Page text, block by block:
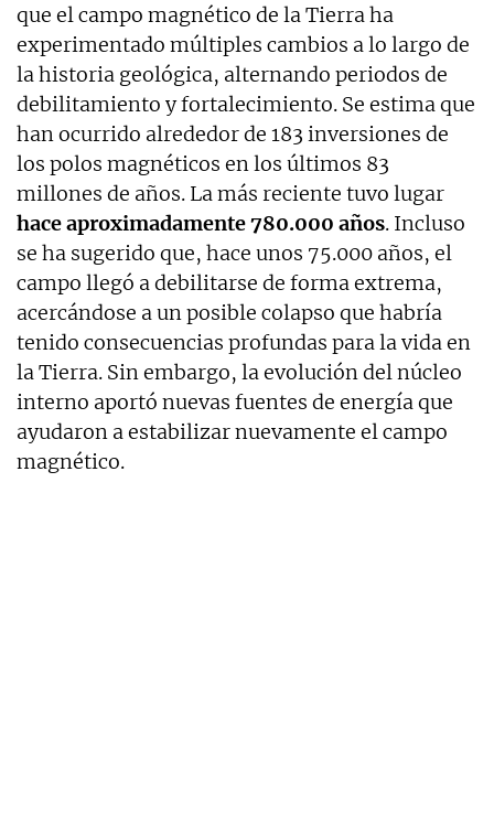
que el campo magnético de la Tierra ha
experimentado múltiples cambios a lo largo de
la historia geológica, alternando periodos de
debilitamiento y fortalecimiento. Se estima que
han ocurrido alrededor de 183 inversiones de
los polos magnéticos en los últimos 83
millones de años. La más reciente tuvo lugar
hace aproximadamente 780.000 años. Incluso
se ha sugerido que, hace unos 75.000 años, el
campo llegó a debilitarse de forma extrema,
acercándose a un posible colapso que habría
tenido consecuencias profundas para la vida en
la Tierra. Sin embargo, la evolución del núcleo
interno aportó nuevas fuentes de energía que
ayudaron a estabilizar nuevamente el campo
magnético.